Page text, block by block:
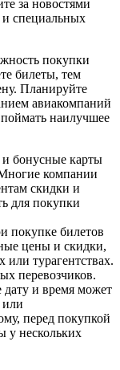
за новостями
специальных
покупки
билеты, тем
Планируйте
авиакомпаний
наилучшее
бонусные карты
компании
скидки и
для покупки
покупке билетов
цены и скидки,
или турагентствах.
перевозчиков.
дату и время может
или
перед покупкой
у нескольких